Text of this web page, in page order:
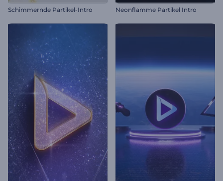
Schimmernde Partikel-Intro Neonflamme Partikel Intro